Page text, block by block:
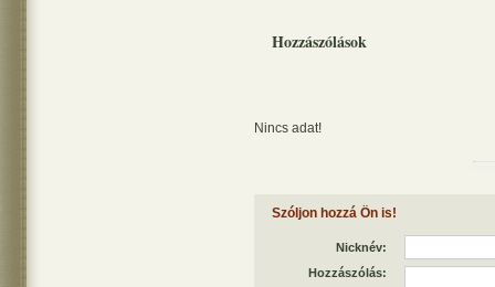
Hozzászólások
Nincs adat!
Szóljon hozzá Ön is!
Nicknév:
Hozzászólás: